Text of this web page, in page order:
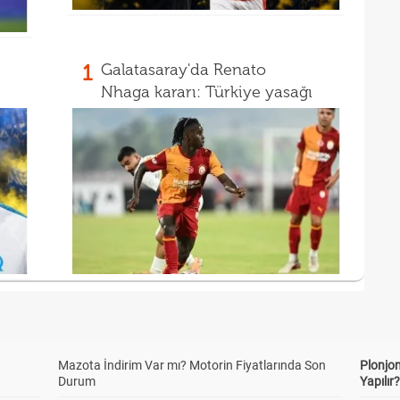
1 Galatasaray'da Renato
Nhaga kararı: Türkiye yasağı
Mazota İndirim Var mı? Motorin Fiyatlarında Son
Durum
Yapılır?